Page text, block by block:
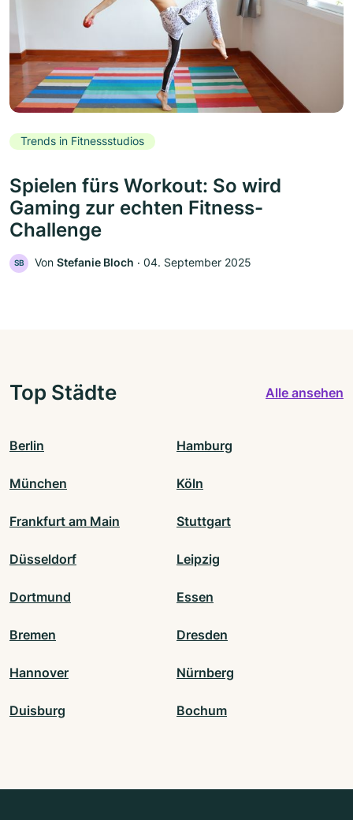
Trends in Fitnessstudios
Spielen fürs Workout: So wird
Gaming zur echten Fitness-
Challenge
SB Von Stefanie Bloch ‧ 04. September 2025
Top Städte Alle ansehen
Berlin Hamburg
München Köln
Frankfurt am Main Stuttgart
Düsseldorf Leipzig
Dortmund Essen
Bremen Dresden
Hannover Nürnberg
Duisburg Bochum